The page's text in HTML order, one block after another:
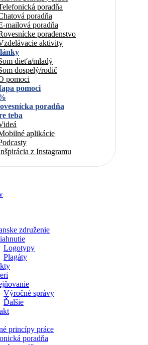
poradňa
poradňa
mailová poradňa
poradenstvo
aktivity
dieťa/mladý
dospelý/rodič
pomoci
pomoci
poradňa
teba
aplikácie
z Instagramu
združenie
Logotypy
Plagáty
Výročné správy
Ďalšie
princípy práce
poradňa